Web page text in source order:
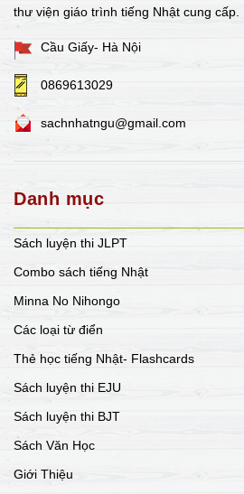
thư viện giáo trình tiếng Nhật cung cấp.
Cầu Giấy- Hà Nội
0869613029
sachnhatngu@gmail.com
Danh mục
Sách luyện thi JLPT
Combo sách tiếng Nhật
Minna No Nihongo
Các loại từ điển
Thẻ học tiếng Nhật- Flashcards
Sách luyện thi EJU
Sách luyện thi BJT
Sách Văn Học
Giới Thiệu